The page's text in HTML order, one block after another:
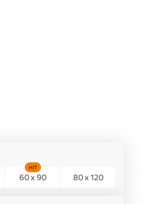
60 x 90
HIT
80 x 120